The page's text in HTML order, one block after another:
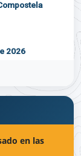
2026
en las